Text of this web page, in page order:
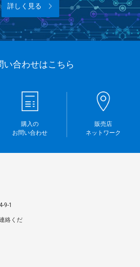
詳しく見る
い合わせはこちら
購入の
お問い合わせ
販売店
ネットワーク
9-1
絡くだ